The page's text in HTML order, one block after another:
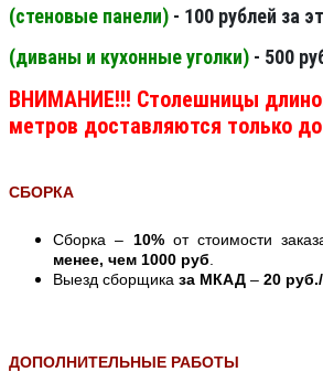
(стеновые панели) - 100 рублей за
(диваны и кухонные уголки) - 500
ВНИМАНИЕ!!! Столешницы
метров доставляются только
СБОРКА
Сборка – 10%от стоимости
менее, чем 1000 руб
Выезд сборщика за МКАД – 20
ДОПОЛНИТЕЛЬНЫЕ РАБОТЫ